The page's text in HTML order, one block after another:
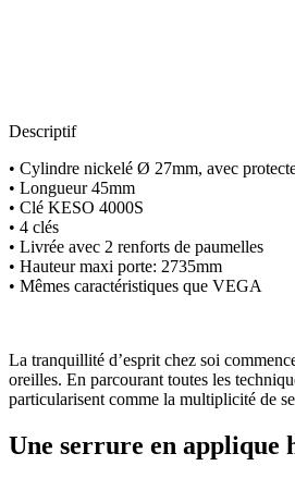
Descriptif
• Cylindre nickelé Ø 27mm, avec
• Longueur 45mm
• Clé KESO 4000S
• 4 clés
• Livrée avec 2 renforts de paumelles
• Hauteur maxi porte: 2735mm
• Mêmes caractéristiques que VEGA
La tranquillité d’esprit chez soi
oreilles. En parcourant toutes les
particularisent comme la multiplicité de
Une serrure en applique